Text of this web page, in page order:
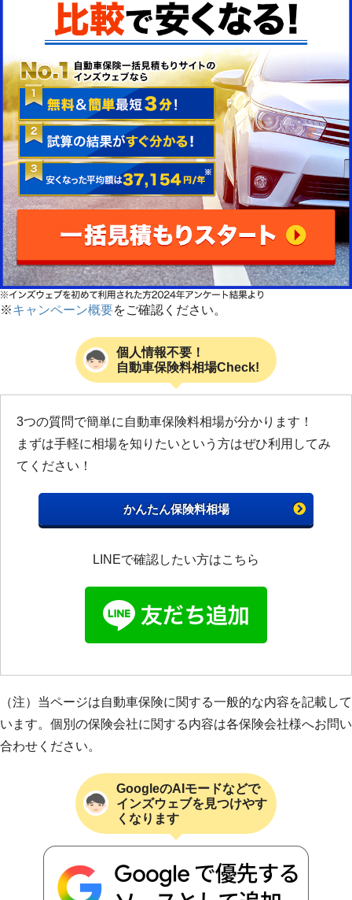
※キャンペーン概要をご確認ください。
個人情報不要！
自動車保険料相場Check!
3つの質問で簡単に自動車保険料相場が分かります！
まずは手軽に相場を知りたいという方はぜひ利用してみ
てください！
かんたん保険料相場
LINEで確認したい方はこちら
（注）当ページは自動車保険に関する一般的な内容を記載して
います。個別の保険会社に関する内容は各保険会社様へお問い
合わせください。
GoogleのAIモードなどで
インズウェブを見つけやす
くなります